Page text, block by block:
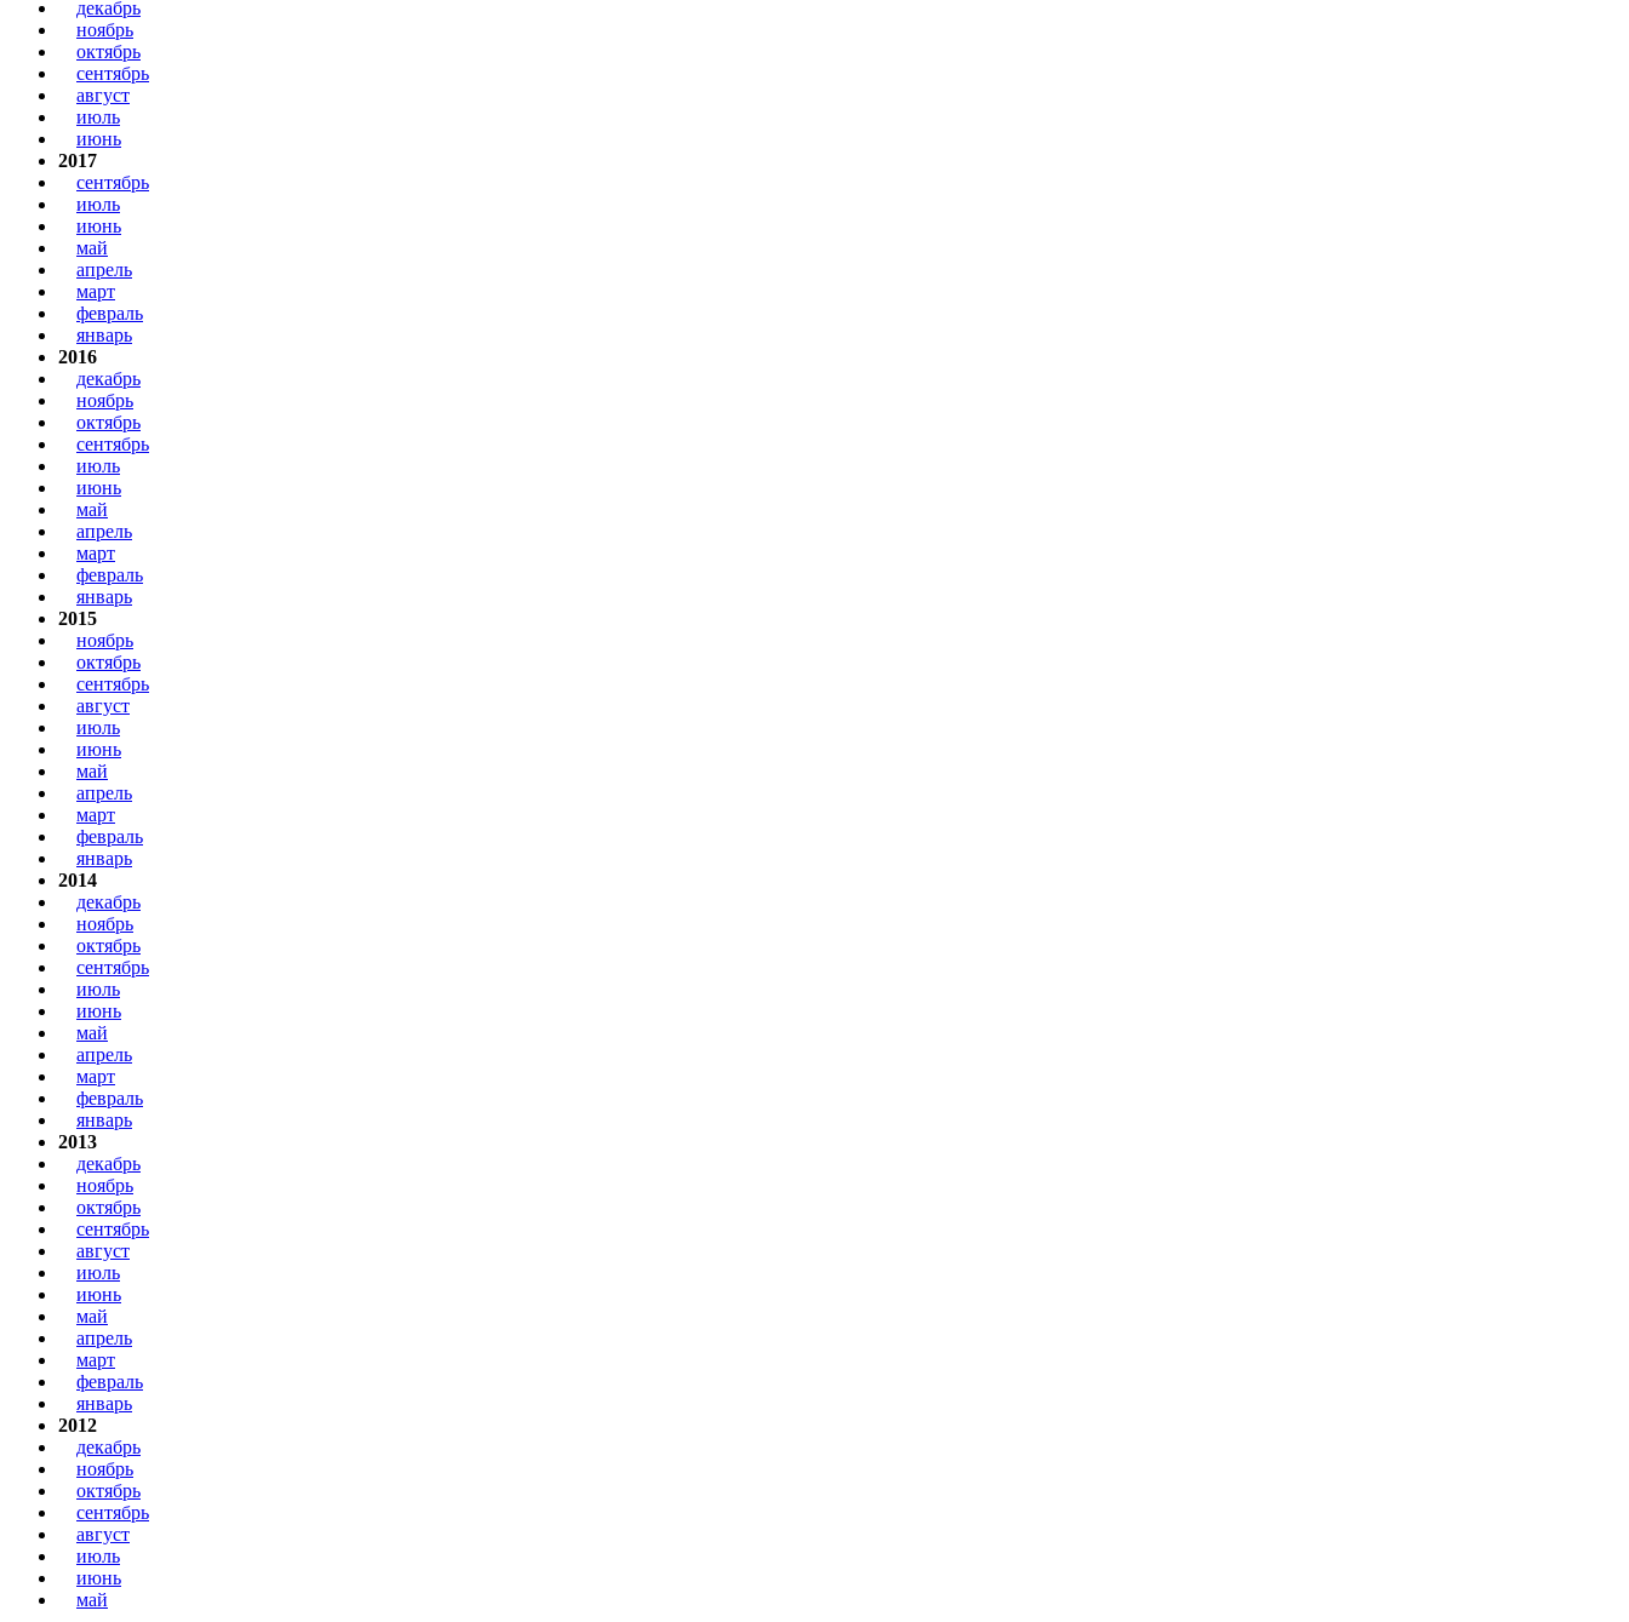
декабрь
ноябрь
октябрь
сентябрь
август
июль
июнь
2017
сентябрь
июль
июнь
май
апрель
март
февраль
январь
2016
декабрь
ноябрь
октябрь
сентябрь
июль
июнь
май
апрель
март
февраль
январь
2015
ноябрь
октябрь
сентябрь
август
июль
июнь
май
апрель
март
февраль
январь
2014
декабрь
ноябрь
октябрь
сентябрь
июль
июнь
май
апрель
март
февраль
январь
2013
декабрь
ноябрь
октябрь
сентябрь
август
июль
июнь
май
апрель
март
февраль
январь
2012
декабрь
ноябрь
октябрь
сентябрь
август
июль
июнь
май